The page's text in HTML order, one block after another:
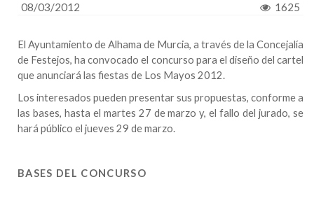
08/03/2012 1625
El Ayuntamiento de Alhama de Murcia, a través de la Concejalía
de Festejos, ha convocado el concurso para el diseño del cartel
que anunciará las fiestas de Los Mayos 2012.
Los interesados pueden presentar sus propuestas, conforme a
las bases, hasta el martes 27 de marzo y, el fallo del jurado, se
hará público el jueves 29 de marzo.
BASES DEL CONCURSO